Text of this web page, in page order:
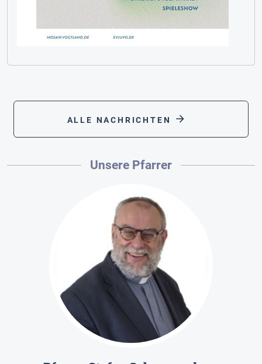
ALLE NACHRICHTEN arrow_forward
Unsere Pfarrer